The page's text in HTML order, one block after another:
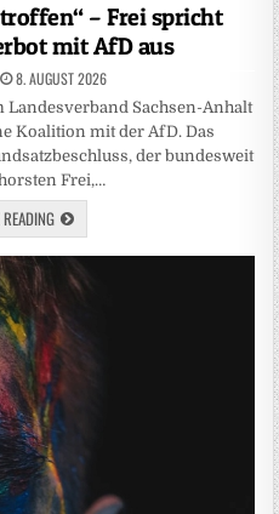
– Frei spricht
mit AfD aus
8. AUGUST 2026
Landesverband Sachsen-Anhalt
Koalition mit der AfD. Das
der bundesweit
Frei,…